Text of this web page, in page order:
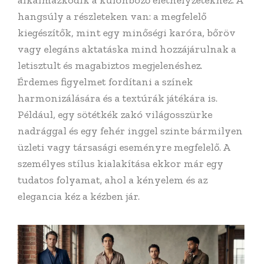
hangsúly a részleteken van: a megfelelő
kiegészítők, mint egy minőségi karóra, bőröv
vagy elegáns aktatáska mind hozzájárulnak a
letisztult és magabiztos megjelenéshez.
Érdemes figyelmet fordítani a színek
harmonizálására és a textúrák játékára is.
Például, egy sötétkék zakó világosszürke
nadrággal és egy fehér inggel szinte bármilyen
üzleti vagy társasági eseményre megfelelő. A
személyes stílus kialakítása ekkor már egy
tudatos folyamat, ahol a kényelem és az
elegancia kéz a kézben jár.